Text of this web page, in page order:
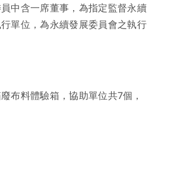
中含一席董事，為指定監督永續
單位，為永續發展委員會之執行
布料體驗箱，協助單位共7個，